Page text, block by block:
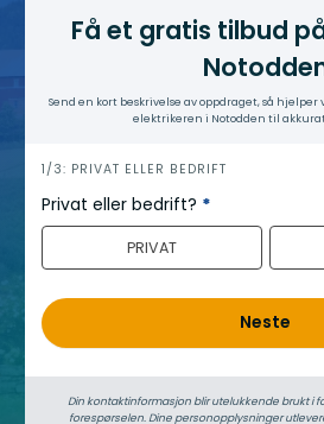
Få et gratis tilbud
Send en kort beskrivelse av oppdraget, så
elektrikeren i Notodden til
h
e
r
1/3: PRIVAT ELLER BEDRIFT
Privat eller bedrift? *
PRIVAT
Neste
Din kontaktinformasjon blir utelukkende brukt
forespørselen. Dine person­­opplysninger